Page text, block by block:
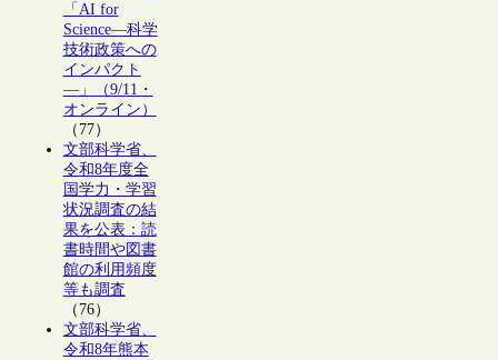
「AI for
Science―科学
技術政策への
インパクト
―」（9/11・
オンライン）
（77）
文部科学省、
令和8年度全
国学力・学習
状況調査の結
果を公表：読
書時間や図書
館の利用頻度
等も調査
（76）
文部科学省、
令和8年熊本